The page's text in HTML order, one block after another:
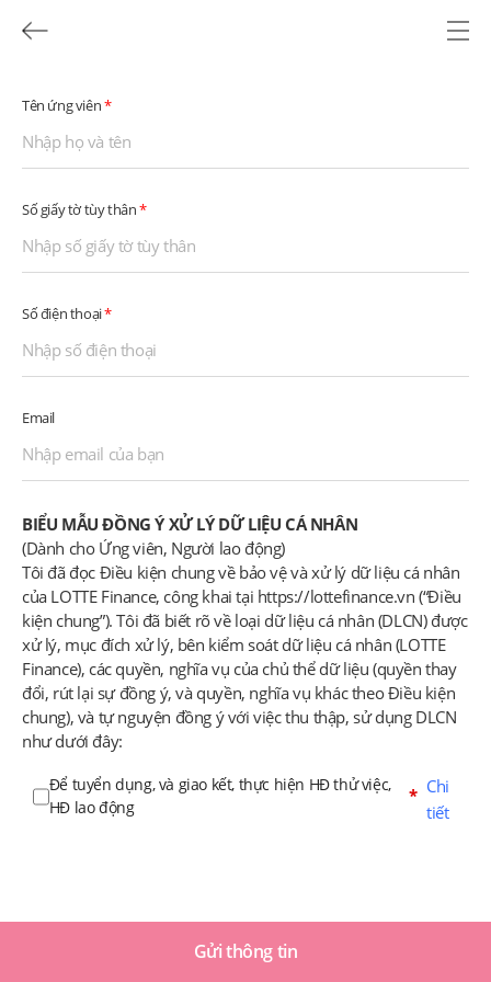
Tên ứng viên*
Số giấy tờ tùy thân*
Số điện thoại*
Email
BIỂU MẪU ĐỒNG Ý XỬ LÝ DỮ LIỆU CÁ NHÂN
(Dành cho Ứng viên, Người lao động)
Tôi đã đọc Điều kiện chung về bảo vệ và xử lý dữ liệu cá nhân
của LOTTE Finance, công khai tại https://lottefinance.vn (“Điều
kiện chung”). Tôi đã biết rõ về loại dữ liệu cá nhân (DLCN) được
xử lý, mục đích xử lý, bên kiểm soát dữ liệu cá nhân (LOTTE
Finance), các quyền, nghĩa vụ của chủ thể dữ liệu (quyền thay
đổi, rút lại sự đồng ý, và quyền, nghĩa vụ khác theo Điều kiện
chung), và tự nguyện đồng ý với việc thu thập, sử dụng DLCN
như dưới đây:
Để tuyển dụng, và giao kết, thực hiện HĐ thử việc,
HĐ lao động
* Chi
tiết
Để phòng chống gian lận * Chi tiết
Gửi thông tin